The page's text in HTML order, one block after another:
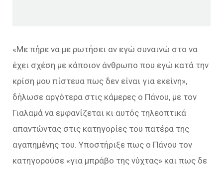
«Με πήρε να με ρωτήσει αν εγώ συναινώ στο να
έχει σχέση με κάποιον άνθρωπο που εγώ κατά την
κρίση μου πίστευα πως δεν είναι για εκείνη»,
δήλωσε αργότερα στις κάμερες ο Πάνου, με τον
Γιαλαμά να εμφανίζεται κι αυτός τηλεοπτικά
απαντώντας στις κατηγορίες του πατέρα της
αγαπημένης του. Υποστήριξε πως ο Πάνου τον
κατηγορούσε «για μπράβο της νύχτας» και πως δε